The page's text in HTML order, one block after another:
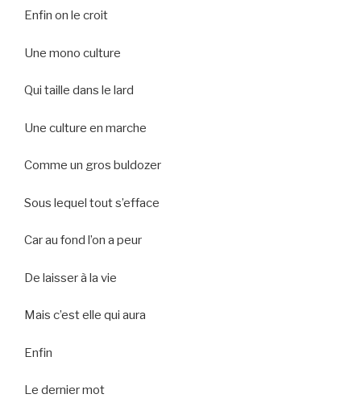
Enfin on le croit
Une mono culture
Qui taille dans le lard
Une culture en marche
Comme un gros buldozer
Sous lequel tout s’efface
Car au fond l’on a peur
De laisser à la vie
Mais c’est elle qui aura
Enfin
Le dernier mot